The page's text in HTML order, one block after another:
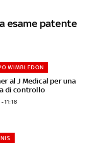
esame patente
al J Medical per una
di controllo
WIMBLEDON
11:18